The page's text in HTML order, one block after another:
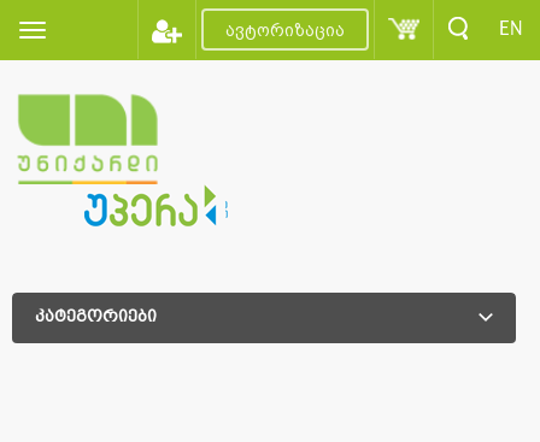
ავტორიზაცია EN
კატეგორიები